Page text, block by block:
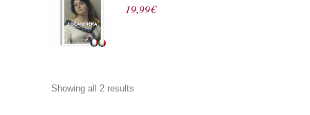
19,99€
Showing all 2 results